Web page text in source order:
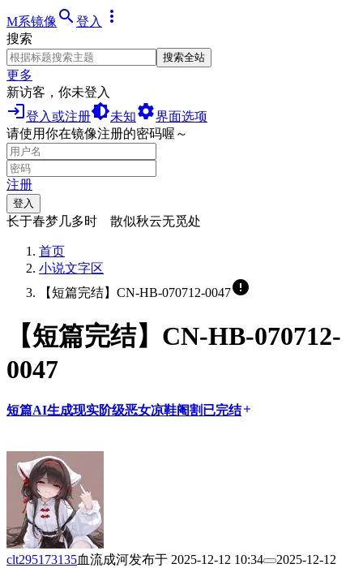
M系镜像 search登入 more_vert
搜索
搜索全站
更多
新访客，你未登入
login登入或注册brightness_medium未知settings界面选项
请使用你在镜像注册的密码喔～
注册
登入
长于春梦几多时 散似秋云无觅处
首页
小说文字区
【短篇完结】CN-HB-070712-0047error
【短篇完结】CN-HB-070712-
0047
短篇AI生成现实阶级恶女凉鞋阉割已完结add
clt295173135血流成河发布于 2025-12-12 10:34
2025-12-12